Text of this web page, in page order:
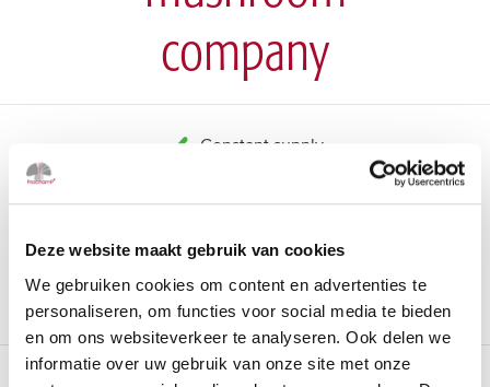
Deze website maakt gebruik van cookies
We gebruiken cookies om content en advertenties te
personaliseren, om functies voor social media te bieden
en om ons websiteverkeer te analyseren. Ook delen we
informatie over uw gebruik van onze site met onze
company
Constant supply
USDA-organic
Private label